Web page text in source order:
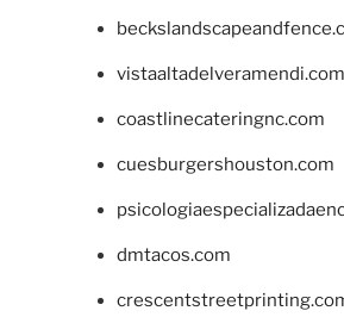
vistaaltadelveramendi.com
coastlinecateringnc.com
cuesburgershouston.com
dmtacos.com